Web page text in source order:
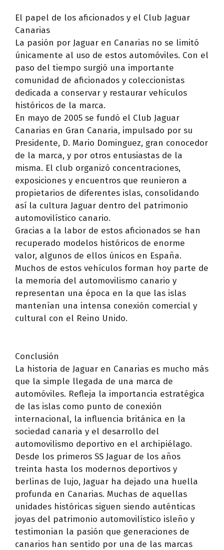
El papel de los aficionados y el Club Jaguar
Canarias
La pasión por Jaguar en Canarias no se limitó
únicamente al uso de estos automóviles. Con el
paso del tiempo surgió una importante
comunidad de aficionados y coleccionistas
dedicada a conservar y restaurar vehículos
históricos de la marca.
En mayo de 2005 se fundó el Club Jaguar
Canarias en Gran Canaria, impulsado por su
Presidente, D. Mario Dominguez, gran conocedor
de la marca, y por otros entusiastas de la
misma. El club organizó concentraciones,
exposiciones y encuentros que reunieron a
propietarios de diferentes islas, consolidando
así la cultura Jaguar dentro del patrimonio
automovilístico canario.
Gracias a la labor de estos aficionados se han
recuperado modelos históricos de enorme
valor, algunos de ellos únicos en España.
Muchos de estos vehículos forman hoy parte de
la memoria del automovilismo canario y
representan una época en la que las islas
mantenían una intensa conexión comercial y
cultural con el Reino Unido.
Conclusión
La historia de Jaguar en Canarias es mucho más
que la simple llegada de una marca de
automóviles. Refleja la importancia estratégica
de las islas como punto de conexión
internacional, la influencia británica en la
sociedad canaria y el desarrollo del
automovilismo deportivo en el archipiélago.
Desde los primeros SS Jaguar de los años
treinta hasta los modernos deportivos y
berlinas de lujo, Jaguar ha dejado una huella
profunda en Canarias. Muchas de aquellas
unidades históricas siguen siendo auténticas
joyas del patrimonio automovilístico isleño y
testimonian la pasión que generaciones de
canarios han sentido por una de las marcas